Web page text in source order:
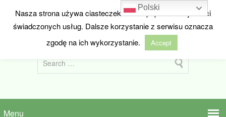
HIDEANDSEED.NL
Nasiona marihuany z Holandii
Nasza strona używa ciasteczek w celu poprawienia jakości
świadczonych usług. Dalsze korzystanie z serwisu oznacza
zgodę na ich wykorzystanie.
Accept
Polski